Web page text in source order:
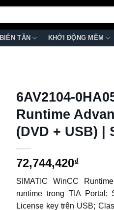
BIẾN TẦN KHỞI ĐỘNG MỀM
6AV2104-
Runtime
(DVD + USB) |
72,744,420₫
SIMATIC WinCC
runtime trong TIA
License key trên USB;